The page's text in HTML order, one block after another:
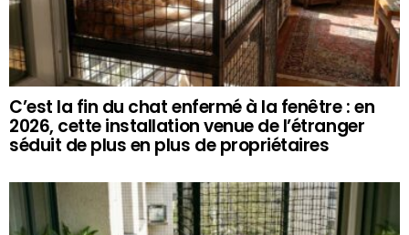
C’est la fin du chat enfermé à la fenêtre : en
2026, cette installation venue de l’étranger
séduit de plus en plus de propriétaires